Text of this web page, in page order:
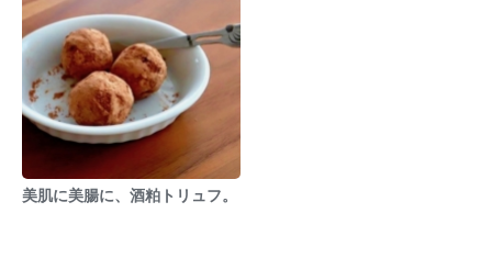
美肌に美腸に、酒粕トリュフ。